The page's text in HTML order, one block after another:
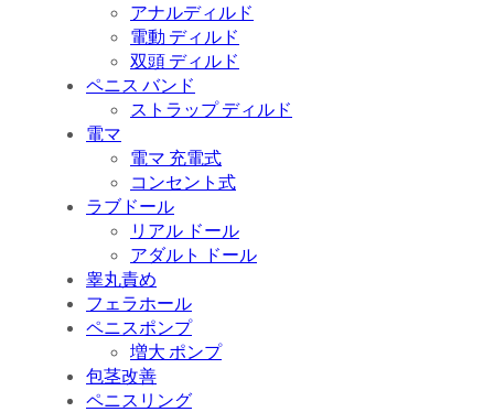
アナルディルド
電動 ディルド
双頭 ディルド
ペニス バンド
ストラップ ディルド
電マ
電マ 充電式
コンセント式
ラブドール
リアル ドール
アダルト ドール
睾丸責め
フェラホール
ペニスポンプ
増大 ポンプ
包茎改善
ペニスリング